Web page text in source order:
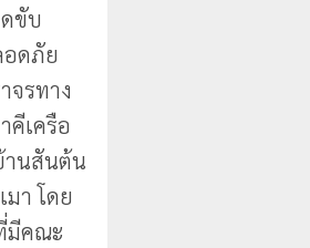
ขับ
ดภัย
จรทาง
เครือ
านสันต้น
า โดย
มีคณะ